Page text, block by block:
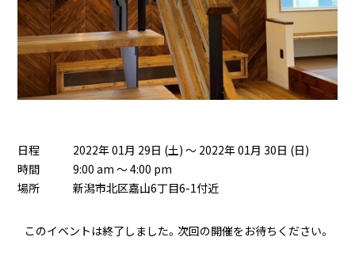
日程
2022年 01月 29日 (土) ～ 2022年 01月 30日 (日)
時間
9:00 am ～ 4:00 pm
場所
新潟市北区嘉山6丁目6-1付近
このイベントは終了しました。次回の開催をお待ちください。